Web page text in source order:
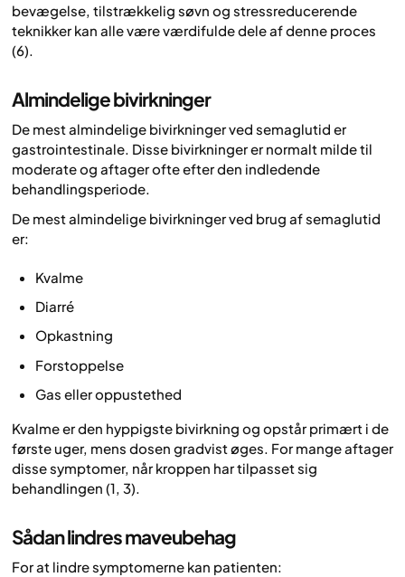
bevægelse, tilstrækkelig søvn og stressreducerende
teknikker kan alle være værdifulde dele af denne proces
(6).
Almindelige bivirkninger
De mest almindelige bivirkninger ved semaglutid er
gastrointestinale. Disse bivirkninger er normalt milde til
moderate og aftager ofte efter den indledende
behandlingsperiode.
De mest almindelige bivirkninger ved brug af semaglutid
er:
Kvalme
Diarré
Opkastning
Forstoppelse
Gas eller oppustethed
Kvalme er den hyppigste bivirkning og opstår primært i de
første uger, mens dosen gradvist øges. For mange aftager
disse symptomer, når kroppen har tilpasset sig
behandlingen (1, 3).
Sådan lindres maveubehag
For at lindre symptomerne kan patienten: